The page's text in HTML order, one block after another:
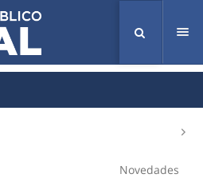
Novedades